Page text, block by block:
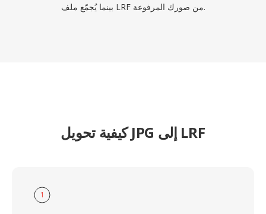
بينما يُجمّع ملف LRF من صورك المرفوعة.
كيفية تحويل JPG إلى LRF
1